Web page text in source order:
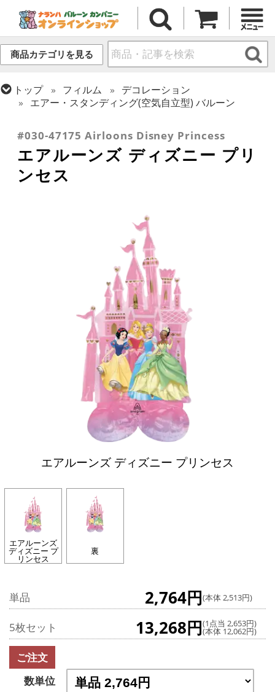
商品カテゴリを見る
トップ フィルム
デコレーション
エアー・スタンディング(空気自立型) バルーン
#030-47175 Airloons Disney Princess
エアルーンズ ディズニー プリ
ンセス
エアルーンズ ディズニー プリンセス
エアルーンズ
ディズニー プ
リンセス
裏
単品 2,764円(本体 2,513円)
5枚セット 13,268円(1点当 2,653円)
(本体 12,062円)
ご注文
数単位